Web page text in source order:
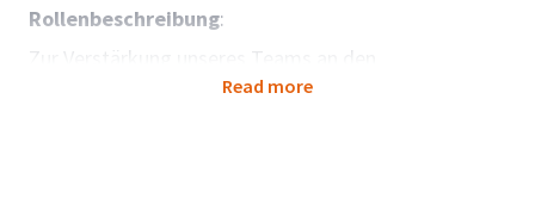
Rollenbeschreibung:
Zur Verstärkung unseres Teams an den
Standorten Leipzig und Dresden suchen wir Sie als
Read more